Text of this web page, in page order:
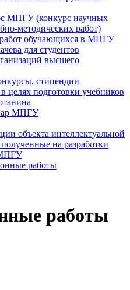
МПГУ (конкурс научных
методических работ)
обучающихся в МПГУ
для студентов
высшего
стипендии
целях подготовки учебников
МПГУ
объекта интеллектуальной
на разработки
работы
работы